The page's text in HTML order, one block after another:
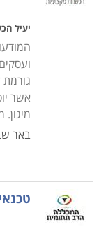
משרה מתאימה
שכן, אחד הדברים
קבלת התעודה,
מקצועי בתחום.
קורס מיגון
כאשר חשוב לוודא
ומקצועי וכי
בחברות
יעיל
אשר
באר